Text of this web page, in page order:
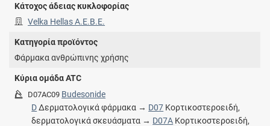
Κάτοχος άδειας κυκλοφορίας
Velka Hellas A.E.B.E.
Κατηγορία προϊόντος
Φάρμακα ανθρώπινης χρήσης
Κύρια ομάδα ATC
D07AC09 Budesonide
DΔερματολογικά φάρμακα → D07 Κορτικοστεροειδή,
δερματολογικά σκευάσματα → D07A Κορτικοστεροειδή,